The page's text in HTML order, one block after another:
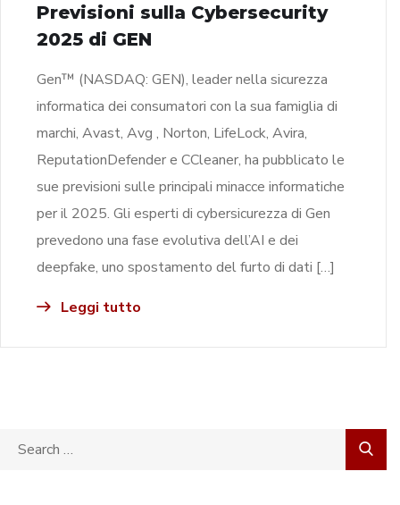
Previsioni sulla Cybersecurity
2025 di GEN
Gen™ (NASDAQ: GEN), leader nella sicurezza
informatica dei consumatori con la sua famiglia di
marchi, Avast, Avg , Norton, LifeLock, Avira,
ReputationDefender e CCleaner, ha pubblicato le
sue previsioni sulle principali minacce informatiche
per il 2025. Gli esperti di cybersicurezza di Gen
prevedono una fase evolutiva dell’AI e dei
deepfake, uno spostamento del furto di dati […]
Leggi tutto